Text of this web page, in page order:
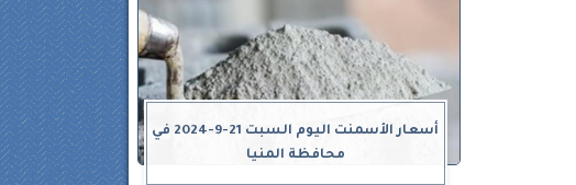
أسعار الأسمنت اليوم السبت 21-9-2024 في
محافظة المنيا